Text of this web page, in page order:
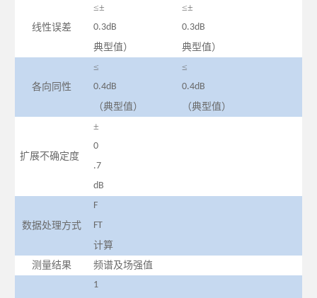
线性误差
≤±
0.3dB
典型值）
≤±
0.3dB
典型值）
各向同性
≤
0.4dB
（典型值）
≤
0.4dB
（典型值）
扩展不确定度
±
0
.7
dB
数据处理方式
F
FT
计算
测量结果
频谱及场强值
1